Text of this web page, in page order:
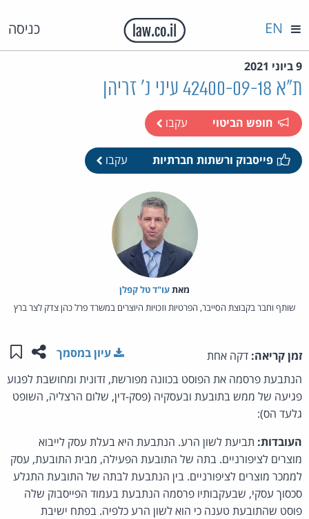
כניסה EN
9 ביוני 2021
ת"א 42400-09-18 עיני נ' זריהן
חופש הביטוי עקבו
פייסבוק ורשתות חברתיות עקבו
מאת‏עו"ד טל קפלן
שותף וחבר בקבוצת הסייבר, הפרטיות וזכויות היוצרים במשרד פרל כהן צדק לצר ברץ
זמן קריאה: דקה אחת שתפו
עיון במסמך
הנתבעת פרסמה את הפוסט בכוונה מפורשת, זדונית ומחושבת לפגוע
פגיעה של ממש בתובעת ובעסקיה (פסק-דין, שלום הרצליה, השופט
גלעד הס):
העובדות: תביעת לשון הרע. הנתבעת היא בעלת עסק לייבוא
מוצרים לציפורניים. בתה של התובעת הפעילה, מבית התובעת, עסק
לממכר מוצרים לציפורניים. בין הנתבעת לבתה של התובעת התגלע
סכסוך עסקי, שבעקבותיו פרסמה הנתבעת בעמוד הפייסבוק שלה
פוסט שהתובעת טענה כי הוא לשון הרע כלפיה. בפתח ישיבת